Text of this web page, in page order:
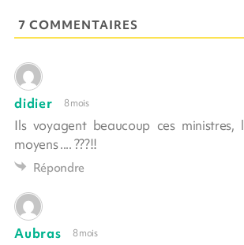
7 COMMENTAIRES
didier 8 mois
Ils voyagent beaucoup ces
moyens .... ???!!
Répondre
Aubras 8 mois